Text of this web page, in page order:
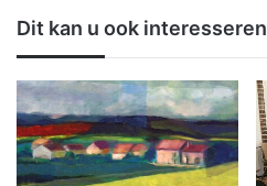
r
u
i
t
r
u
k
e
D
o
o
r
n
b
Dit kan u ook interesseren